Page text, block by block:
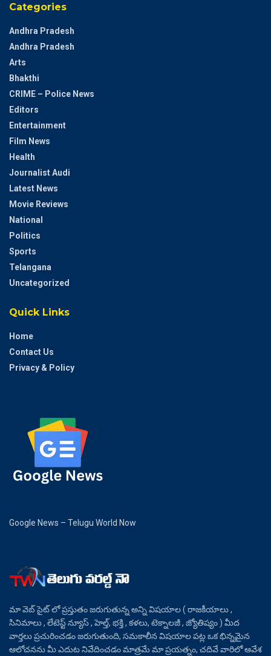
Categories
Andhra Pradesh
Andhra Pradesh
Arts
Bhakthi
CRIME – Police News
Editors
Entertainment
Film News
Health
Journalist Audi
Latest News
Movie Reviews
National
Politics
Sports
Telangana
Uncategorized
Quick Links
Home
Contact Us
Privacy & Policy
Google News – Telugu World Now
మా వెబ్ సైట్ లో ప్రస్తుతం జరుగుతున్న అన్ని విషయాల ( రాజకీయాలు ,
సినిమాలు , లేటెస్ట్ న్యూస్ , హెల్త్, భక్తి , కళలు, టెక్నాలజీ , జ్యోతిష్యం ) మీద
వార్తలు ప్రచురించడం జరుగుతుంది, సమకాలీన విషయాల పట్ల ఒక భిన్నమైన
ఆలోచనను మీ ఎదుట నివేదించడం మాత్రమే మా ప్రయత్నం, చదివే వారిలో ఆవేశ